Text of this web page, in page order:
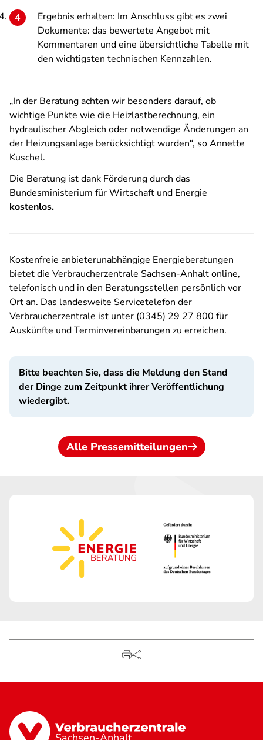
Ergebnis erhalten: Im Anschluss gibt es zwei
Dokumente: das bewertete Angebot mit
Kommentaren und eine übersichtliche Tabelle mit
den wichtigsten technischen Kennzahlen.
„In der Beratung achten wir besonders darauf, ob
wichtige Punkte wie die Heizlastberechnung, ein
hydraulischer Abgleich oder notwendige Änderungen an
der Heizungsanlage berücksichtigt wurden“, so Annette
Kuschel.
Die Beratung ist dank Förderung durch das
Bundesministerium für Wirtschaft und Energie
kostenlos.
Kostenfreie anbieterunabhängige Energieberatungen
bietet die Verbraucherzentrale Sachsen-Anhalt online,
telefonisch und in den Beratungsstellen persönlich vor
Ort an. Das landesweite Servicetelefon der
Verbraucherzentrale ist unter (0345) 29 27 800 für
Auskünfte und Terminvereinbarungen zu erreichen.
Bitte beachten Sie, dass die Meldung den Stand
der Dinge zum Zeitpunkt ihrer Veröffentlichung
wiedergibt.
Alle Pressemitteilungen